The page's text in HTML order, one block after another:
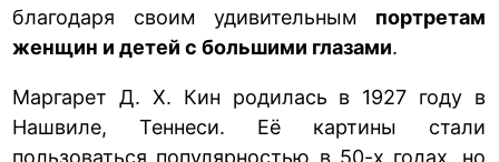
благодаря своим удивительным портретам
женщин и детей с большими глазами.
Маргарет Д. Х. Кин родилась в 1927 году в
Нашвиле, Теннеси. Её картины стали
пользоваться популярностью в 50-х годах, но